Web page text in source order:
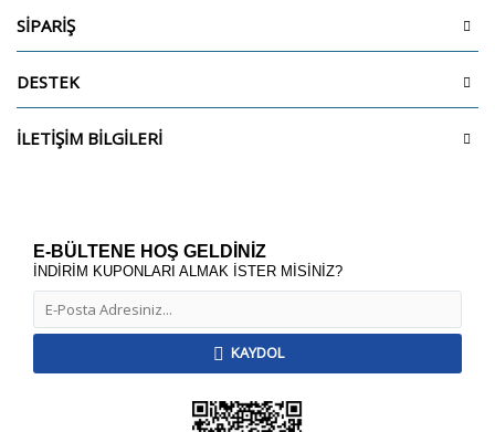
SİPARİŞ
DESTEK
İLETİŞİM BİLGİLERİ
E-BÜLTENE HOŞ GELDİNİZ
İNDİRİM KUPONLARI ALMAK İSTER MİSİNİZ?
KAYDOL